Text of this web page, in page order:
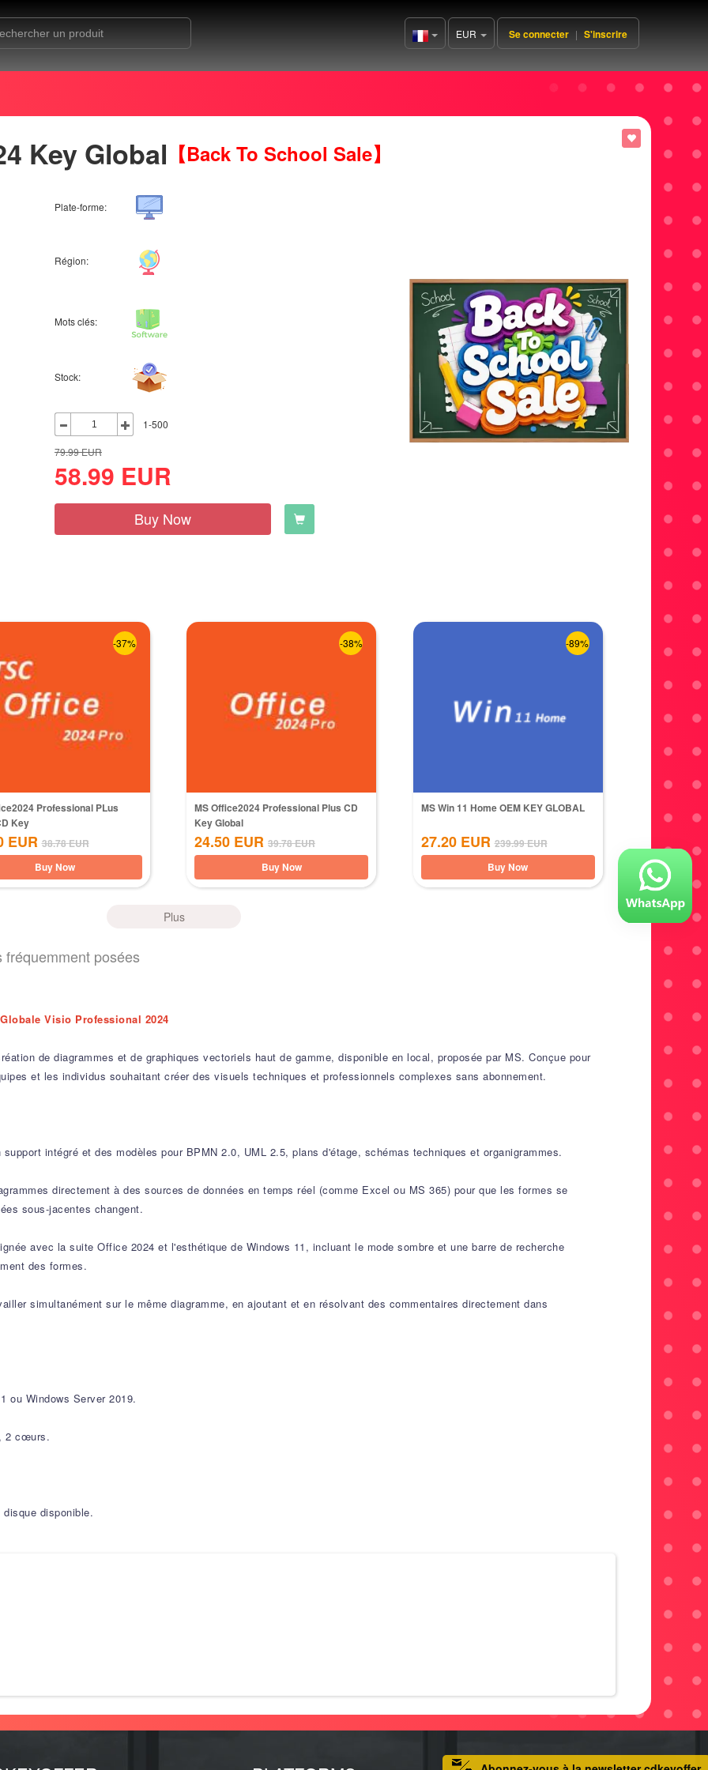
France(Français)
EUR Se connecter | S'inscrire
Key Global 【Back To School Sale】
Plate-forme:
Région:
Mots clés:
Stock:
1-500
58.99 EUR
79.99EUR
Buy Now
-37%
Professional PLus
Key
EUR 38.78EUR
Buy Now
-38%
MS Office2024 Professional Plus CD
Key Global
24.50 EUR 39.78EUR
Buy Now
-89%
MS Win 11 Home OEM KEY GLOBAL
27.20 EUR 239.99EUR
Buy Now
Plus
fréquemment posées
Visio Professional 2024
de diagrammes et de graphiques vectoriels haut de gamme, disponible en local, proposée par MS. Conçue pour
et les individus souhaitant créer des visuels techniques et professionnels complexes sans abonnement.
intégré et des modèles pour BPMN 2.0, UML 2.5, plans d'étage, schémas techniques et organigrammes.
directement à des sources de données en temps réel (comme Excel ou MS 365) pour que les formes se
sous-jacentes changent.
avec la suite Office 2024 et l'esthétique de Windows 11, incluant le mode sombre et une barre de recherche
des formes.
simultanément sur le même diagramme, en ajoutant et en résolvant des commentaires directement dans
ou Windows Server 2019.
2 cœurs.
disponible.